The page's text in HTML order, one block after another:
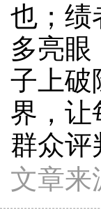
也；绩
多亮
子上破
界，让
群众评
文章来